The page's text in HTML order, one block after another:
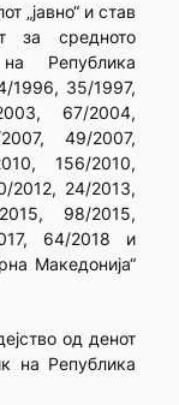
„јавно“ и став
за средното
Република
1996, 35/1997,
67/2004,
49/2007,
156/2010,
2012, 24/2013,
98/2015,
64/2018 и
Македонија“
од денот
на Република